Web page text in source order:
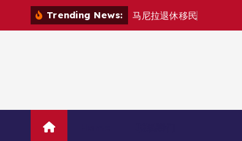
Trending News: 马 尼拉退休移民